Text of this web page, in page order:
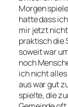
Morgen
hatte dass
mir jetzt
praktisch die
soweit war
noch
ich nicht
aus war gut
spielte, die